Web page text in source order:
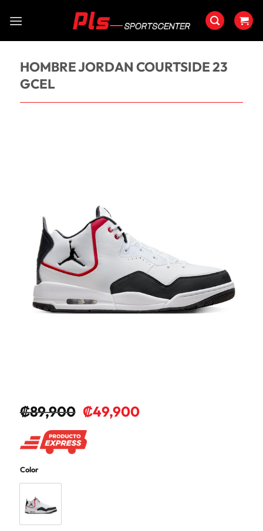
HOMBRE JORDAN COURTSIDE 23
GCEL
₡89,900 ₡49,900
Color